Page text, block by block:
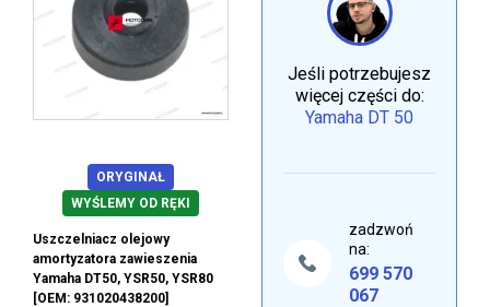
ORYGINAŁ
WYŚLEMY OD RĘKI
Uszczelniacz olejowy
amortyzatora zawieszenia
Yamaha DT50, YSR50, YSR80
[OEM: 931020438200]
Jeśli potrzebujesz
więcej części do:
Yamaha DT 50
zadzwoń
na:
699 570
067